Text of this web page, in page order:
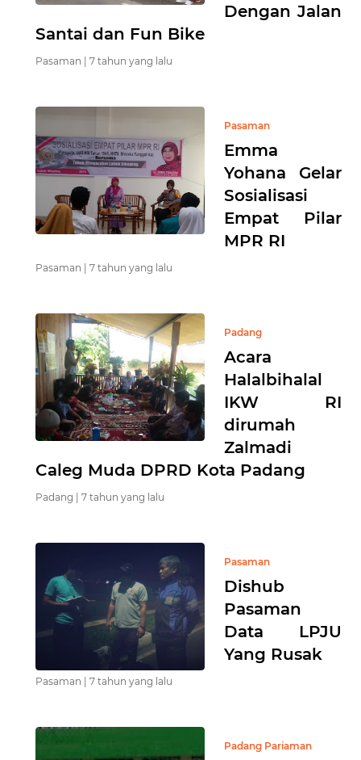
Dengan Jalan
Santai dan Fun Bike
Pasaman | 7 tahun yang lalu
Pasaman
Emma
Yohana Gelar
Sosialisasi
Empat Pilar
MPR RI
Pasaman | 7 tahun yang lalu
Padang
Acara
Halalbihalal
IKW RI
dirumah
Zalmadi
Caleg Muda DPRD Kota Padang
Padang | 7 tahun yang lalu
Pasaman
Dishub
Pasaman
Data LPJU
Yang Rusak
Pasaman | 7 tahun yang lalu
Padang Pariaman